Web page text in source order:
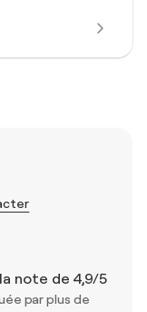
note de 4,9/5
par plus de